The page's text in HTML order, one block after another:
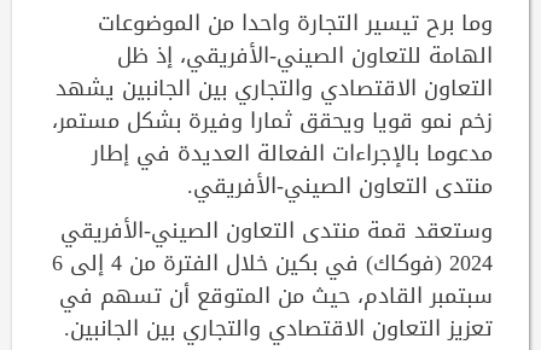
وما برح تيسير التجارة واحدا من الموضوعات
الهامة للتعاون الصيني-الأفريقي، إذ ظل
التعاون الاقتصادي والتجاري بين الجانبين يشهد
زخم نمو قويا ويحقق ثمارا وفيرة بشكل مستمر،
مدعوما بالإجراءات الفعالة العديدة في إطار
منتدى التعاون الصيني-الأفريقي.
وستعقد قمة منتدى التعاون الصيني-الأفريقي
2024 (فوكاك) في بكين خلال الفترة من 4 إلى 6
سبتمبر القادم، حيث من المتوقع أن تسهم في
تعزيز التعاون الاقتصادي والتجاري بين الجانبين.